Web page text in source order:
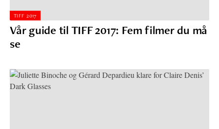
TIFF 2017
Vår guide til TIFF 2017: Fem filmer du må
se